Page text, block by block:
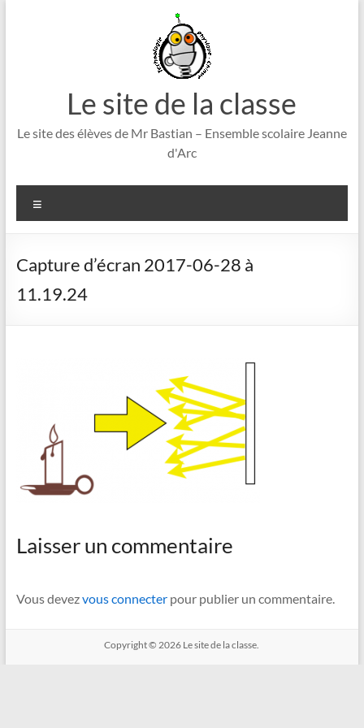
Le site de la classe
Le site des élèves de Mr Bastian – Ensemble scolaire Jeanne
d'Arc
Capture d’écran 2017-06-28 à
11.19.24
Laisser un commentaire
Vous devezvous connecterpour publier un commentaire.
Copyright © 2026 Le site de la classe.